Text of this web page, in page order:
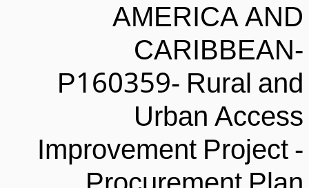
AMERICA
P160359- Rural
Urban
Improvement Project